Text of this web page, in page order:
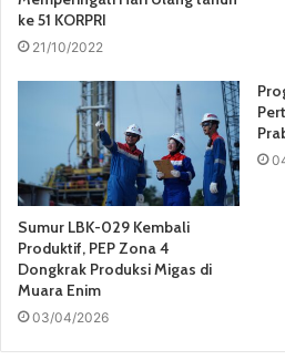
ke 51 KORPRI
21/10/2022
Sumur LBK-029 Kembali
Produktif, PEP Zona 4
Dongkrak Produksi Migas di
Muara Enim
03/04/2026